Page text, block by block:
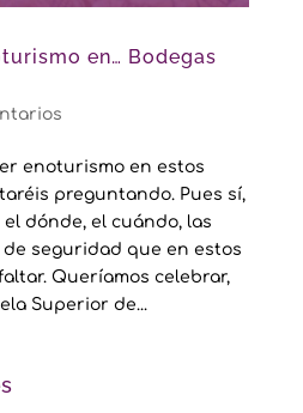
en… Bodegas
enoturismo en estos
preguntando. Pues sí,
dónde, el cuándo, las
seguridad que en estos
Queríamos celebrar,
Superior de...